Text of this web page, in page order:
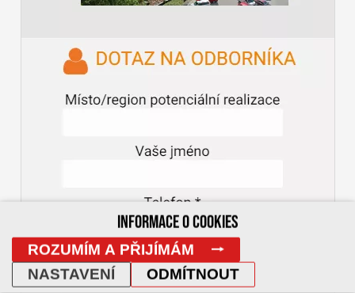
INFORMACE O COOKIES
ROZUMÍM A PŘIJÍMÁM
ODMÍTNOUT
NASTAVENÍ